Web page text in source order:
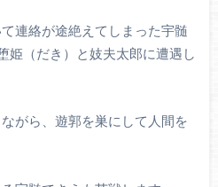
連絡が途絶えてしまった宇髄
姫（だき）と妓夫太郎に遭遇し
がら、遊郭を巣にして人間を